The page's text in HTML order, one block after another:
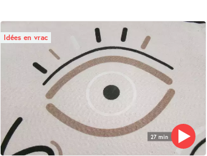
27 min
Idées en vrac